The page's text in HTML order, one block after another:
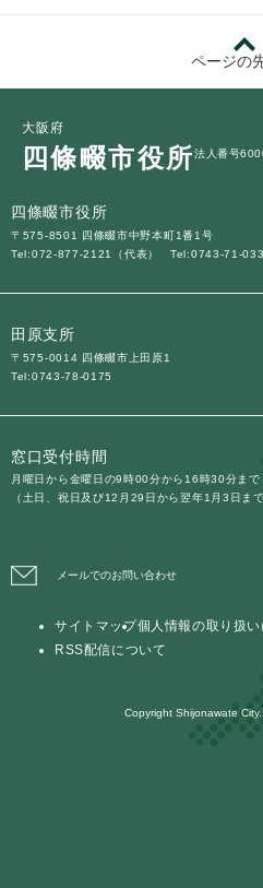
ページの
大阪府
四條畷市役所法人番号
四條畷市役所
〒575-8501 四條畷市中野本町1番1号
Tel:072-877-2121（代表）
Tel:0743-71-
田原支所
〒575-0014 四條畷市上田原1
Tel:0743-78-0175
窓口受付時間
月曜日から金曜日の9時00分から16時30分まで
（土日、祝日及び12月29日から翌年1月3日ま
メールでのお問い合わせ
サイトマップ個人情報の取り扱
RSS配信について
Copyright Shijonawate City.